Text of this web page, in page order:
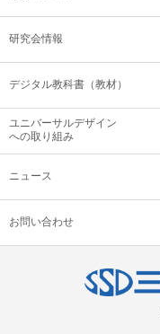
研究会情報
デジタル教科書（教材）
ユニバーサルデザイン
への取り組み
ニュース
お問い合わせ